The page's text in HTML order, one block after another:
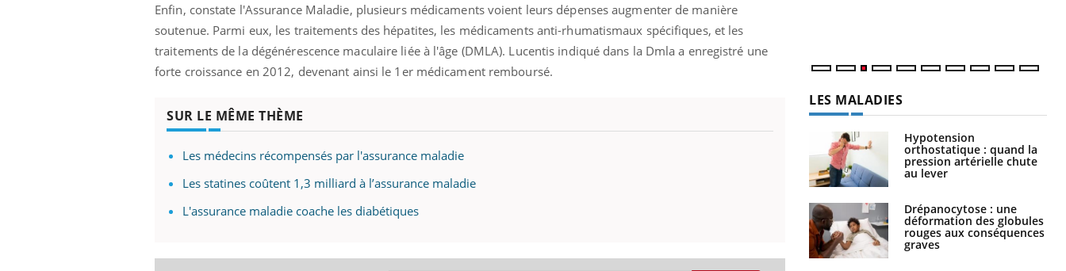
Enfin, constate l'Assurance Maladie, plusieurs médicaments voient leurs dépenses augmenter de manière
soutenue. Parmi eux, les traitements des hépatites, les médicaments anti-rhumatismaux spécifiques, et les
traitements de la dégénérescence maculaire liée à l'âge (DMLA). Lucentis indiqué dans la Dmla a enregistré une
forte croissance en 2012, devenant ainsi le 1er médicament remboursé.
SUR LE MÊME THÈME
Les médecins récompensés par l'assurance maladie
Les statines coûtent 1,3 milliard à l’assurance maladie
L'assurance maladie coache les diabétiques
LES MALADIES
Hypotension
orthostatique : quand la
pression artérielle chute
au lever
Drépanocytose : une
déformation des globules
rouges aux conséquences
graves